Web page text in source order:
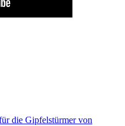
die Gipfelstürmer von